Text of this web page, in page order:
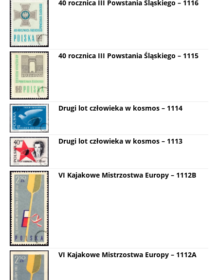
40 rocznica III Powstania Śląskiego – 1116
40 rocznica III Powstania Śląskiego – 1115
Drugi lot człowieka w kosmos – 1114
Drugi lot człowieka w kosmos – 1113
VI Kajakowe Mistrzostwa Europy – 1112B
VI Kajakowe Mistrzostwa Europy – 1112A